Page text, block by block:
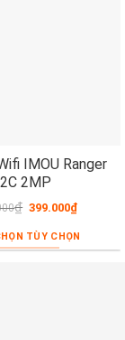
IMOU Ranger
2C 2MP
₫ 399.000₫
TÙY CHỌN